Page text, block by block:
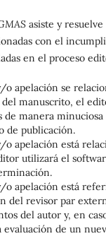
asiste y resuelve
con el
en el proceso
o apelación se
manuscrito, el
de manera
de publicación.
o apelación está
utilizará el
o apelación está
del revisor par
del autor y, en
evaluación de un